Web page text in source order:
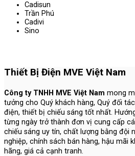
Cadisun
Trần Phú
Cadivi
Sino
Thiết Bị Điện MVE Việt Nam
Công ty TNHH MVE Việt Nam mong
tưởng cho Quý khách hàng, Quý đối
điện, thiết bị chiếu sáng tốt nhất.
từng ngày trở thành đơn vị cung cấp
chiếu sáng uy tín, chất lượng bằng đội
nghiệp, chính sách bán hàng, hậu mãi
hãng, giá cả cạnh tranh.